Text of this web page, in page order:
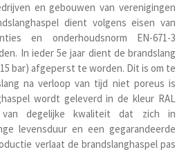
en gebouwen van verenigingen
dient volgens eisen van
en onderhoudsnorm EN-671-3
In ieder 5e jaar dient de brandslang
bar) afgeperst te worden. Dit is om te
na verloop van tijd niet poreus is
wordt geleverd in de kleur RAL
van degelijke kwaliteit dat zich in
levensduur en een gegarandeerde
verlaat de brandslanghaspel pas